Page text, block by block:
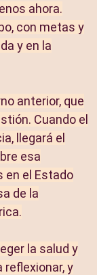
ahora.
con metas y
y en la
anterior, que
Cuando el
llegará el
esa
en el Estado
de la
la salud y
y